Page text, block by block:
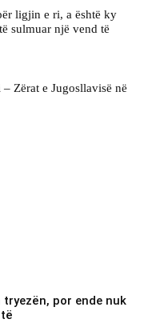
ligjin e ri, a është ky
sulmuar një vend të
Zërat e Jugosllavisë në
tryezën, por ende nuk